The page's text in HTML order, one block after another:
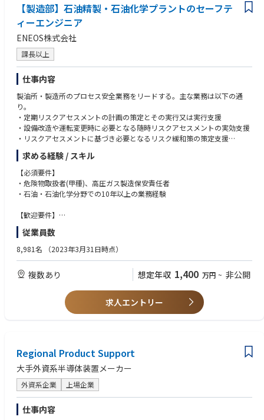
本社(新横浜)
■幅広いキャリアパス
※本ポジションからのキャリアパスとなります※
1. ジュニアFSE → シニアFSE
より複雑な装置や顧客対応を担当
チームリーダーとして新人育成やプロジェクト管理を担う
2. テクニカルスペシャリスト
特定装置や工程に特化した専門家
顧客への高度な技術提案やトラブル解決をリード
3. フィールドプロセスエンジニア／リージョナルテクノロジーエンジニア
顧客要求に基づくプロセス条件の確立、評価、改善
新装置のプロセス立ち上げや歩留まり改善、次世代技術開発サポート
4. テクニカルサポート／アプリケーションエンジニア
顧客からの技術問い合わせ対応、製品改善へのフィードバック
5. マネジメント職（チームリーダー → マネージャー）
顧客からの技術問い合わせ対応、製品改善へのフィードバック
本社開発部門との橋渡し役
技術知識を活かしたソリューション提案型営業
顧客の生産性改善や新技術導入支援
式の採用に繋がる営業活動、マーケティング活動のサポートやコーディネ
ーションを行う。
• 日報（営業・症例報告、営業活動の結果）や経費精算、社内オンライン
トレーニングや社内システムを使用した事務処理を行う。
【製造部】石油精製・石油化学プラントのセーフテ
ィーエンジニア
ENEOS株式会社
課長以上
仕事内容
製油所・製造所のプロセス安全業務をリードする。主な業務は以下の通
り。
・定期リスクアセスメントの計画の策定とその実行又は実行支援
・設備改造や運転変更時に必要となる随時リスクアセスメントの実効支援
・リスクアセスメントに基づき必要となるリスク緩和策の策定支援
・重大なプロセス安全事故やニアミスの原因調査と再発防止策の策定支援
・リスクアセスメント教育の実施
・プロセス安全事故発生時の減災、防消火などの戦略立案支援
・プロセス安全活動に関する啓蒙活動、サーベイ、監査への対応
求める経験 / スキル
【必須要件】
・危険物取扱者(甲種)、高圧ガス製造保安責任者
・石油・石油化学分野での10年以上の業務経験
【歓迎要件】
・大学での専攻が化学工学や化学系の方
・エネルギー管理士、公害防止管理者、プロセス安全に関する資格（CCP
S Certified Process Safety Professional資格等）
従業員数
8,981名 （2023年3月31日時点）
複数あり 想定年収 1,400 万円 ~ 非公開
求人エントリー
Regional Product Support
大手外資系半導体装置メーカー
外資系企業 上場企業
仕事内容